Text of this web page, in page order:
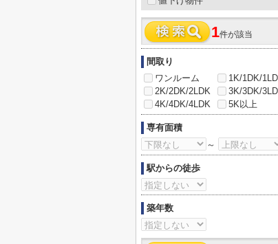
1件が該当
間取り
ワンルーム
1K/1DK/
2K/2DK/2LDK
3K/3DK/
4K/4DK/4LDK
5K以上
専有面積
～
駅からの徒歩
築年数